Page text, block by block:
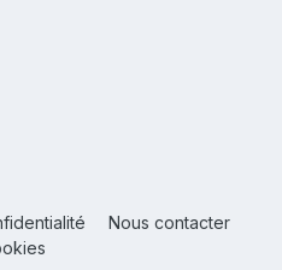
Nous contacter